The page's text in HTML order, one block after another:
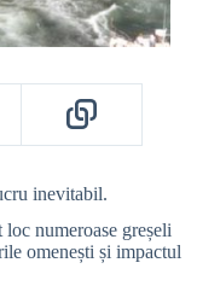
inevitabil.
numeroase greșeli
omenești și impactul